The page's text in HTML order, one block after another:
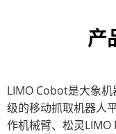
产
LIMO Cobot是大象
级的移动抓取机器人
作机械臂、松灵LIMO